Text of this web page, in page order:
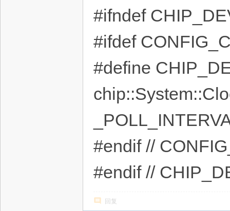
#ifndef
#ifdef
#define
#endif //
#endif //
回复